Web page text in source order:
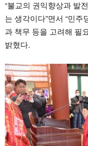
“불교의 권익향상과 발
는 생각이다”면서 “민
과 책무 등을 고려해 필
밝혔다.